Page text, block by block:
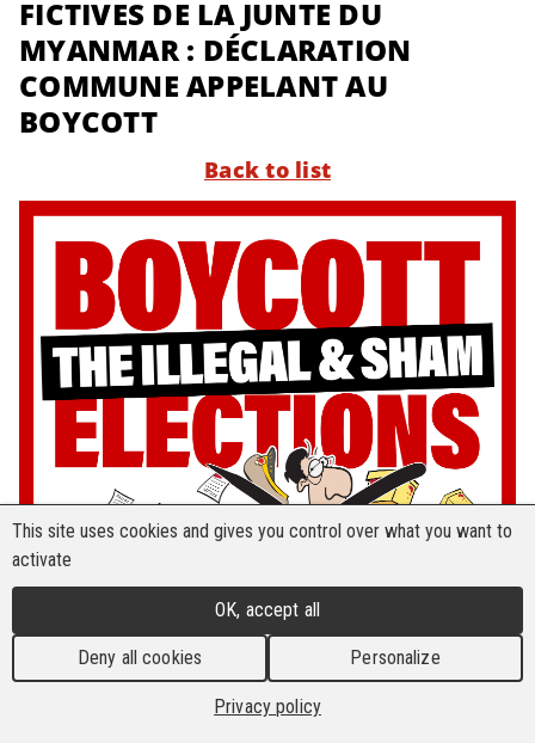
FICTIVES DE LA JUNTE DU
MYANMAR : DÉCLARATION
COMMUNE APPELANT AU
BOYCOTT
Back to list
This site uses cookies and gives you control over what you want to
activate
OK, accept all
Deny all cookies Personalize
Privacy policy